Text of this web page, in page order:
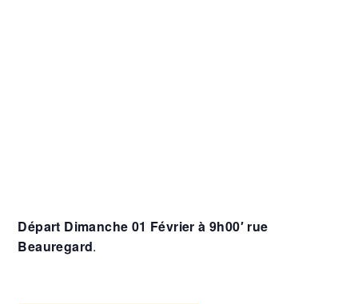
Départ Dimanche 01 Février à 9h00′ rue
Beauregard.